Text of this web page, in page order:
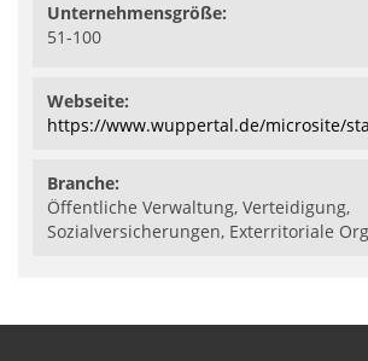
Unternehmensgröße:
51-100
Webseite:
https://www.wuppertal.de/microsite/
Branche:
Öffentliche Verwaltung, Verteidigung,
Sozialversicherungen, Exterritoriale